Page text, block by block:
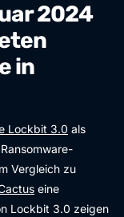
2024
in
Lockbit 3.0 als
Vergleich zu
eine
Lockbit 3.0 zeigen